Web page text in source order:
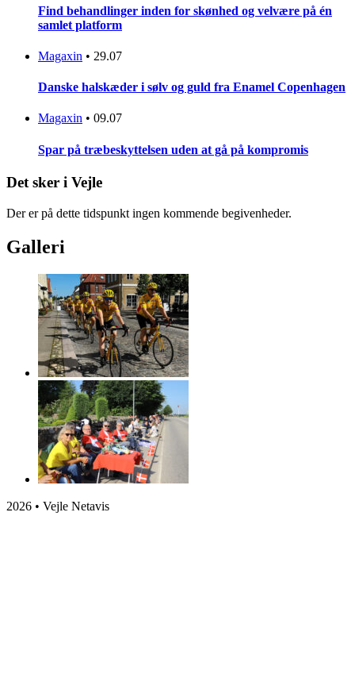
Find behandlinger inden for skønhed og velvære på én
samlet platform
Magaxin • 29.07
Danske halskæder i sølv og guld fra Enamel Copenhagen
Magaxin • 09.07
Spar på træbeskyttelsen uden at gå på kompromis
Det sker i Vejle
Der er på dette tidspunkt ingen kommende begivenheder.
Galleri
2026 • Vejle Netavis